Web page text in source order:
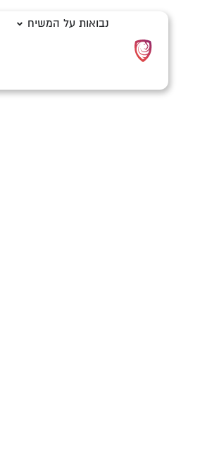
נבואות על המשיח